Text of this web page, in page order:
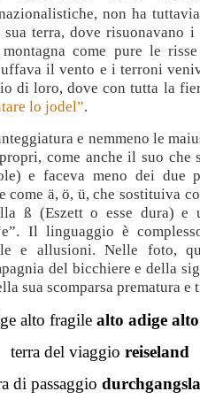
non ha
sua terra, dove risuonavano i
come pure le
il vento e i terroni
di loro, dove con tutta la
lo jodel”.
e nemmeno le
come anche il suo che
e faceva meno dei due
come ä, ö, ü, che sostituiva
ß (Eszett o esse dura) e
Il linguaggio è
e allusioni. Nelle foto,
del bicchiere e della
sua scomparsa prematura e
alto fragile alto adige
terra del viaggio reiseland
di passaggio